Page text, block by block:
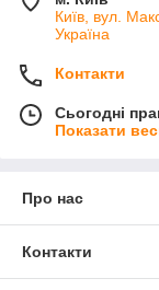
встановлювати
висока
променів;
легкість в
Також варто
засклення.
Варіанти
Коли
Київ, вул.
Україна
Контакти
Сьогодні
Показати
Про нас
Контакти